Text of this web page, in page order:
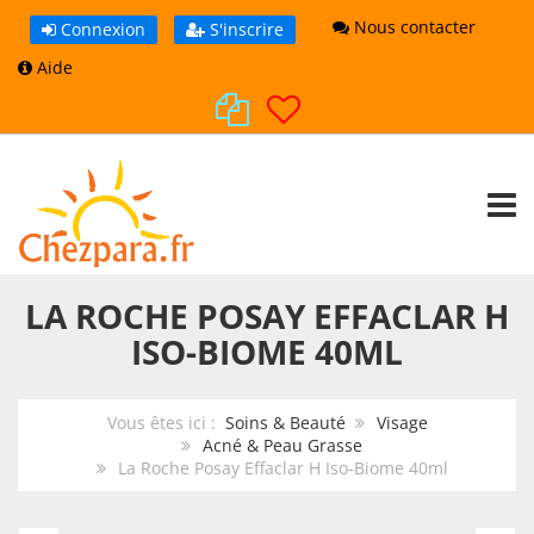
Connexion S'inscrire
Nous contacter
Aide
LA ROCHE POSAY EFFACLAR H
ISO-BIOME 40ML
Vous êtes ici : Soins & Beauté
Visage
Acné & Peau Grasse
La Roche Posay Effaclar H Iso-Biome 40ml